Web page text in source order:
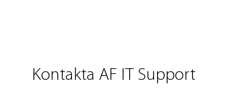
Kontakta AF IT Support